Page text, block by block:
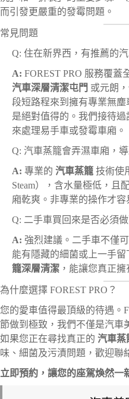
而引發更嚴重的發霉問題。
常見問題
Q: 住在新界西，有推薦的
A: FOREST PRO 服務覆蓋
汽車深層清潔屯門 或元朗
段短路程來到擁有專業無塵
是絕對值得的。我們接待
來處理易手車或發霉車廂。
Q: 汽車蒸籠會弄濕車廂，
A: 專業的 汽車蒸籠 技術使
Steam），含水量極低，且
廂乾爽。非專業的操作才容
Q: 二手車買回來是否必須做
A: 強烈建議。二手車不僅
能有隱藏的細菌或上一手
籠深層清潔 ，能讓您真正
為什麼選擇 FOREST PRO？
您的愛車值得最頂級的待遇。
節做到極致，我們不僅是汽車
如果您正在尋找真正的 汽車蒸
味、細菌及污漬問題，歡迎聯
立即預約，讓您的座駕煥然一